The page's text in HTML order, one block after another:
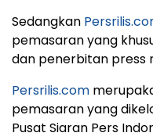
Sedangkan
pemasaran yang
dan penerbitan press
Persrilis.com
pemasaran yang
Pusat Siaran Pers